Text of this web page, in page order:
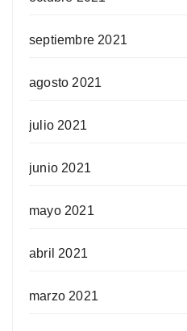
septiembre 2021
agosto 2021
julio 2021
junio 2021
mayo 2021
abril 2021
marzo 2021